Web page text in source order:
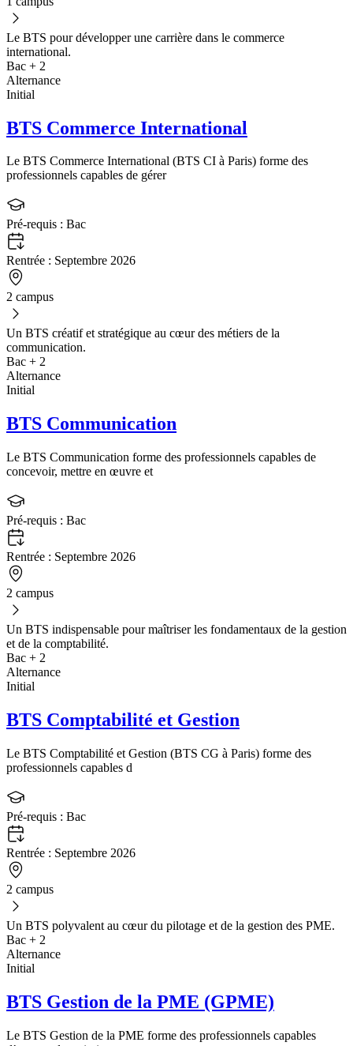
Le BTS pour développer une carrière dans le commerce
international.
Bac + 2
Alternance
Initial
BTS Commerce International
Le BTS Commerce International (BTS CI à Paris) forme des
professionnels capables de gérer
Pré-requis : Bac
Rentrée : Septembre 2026
2 campus
Un BTS créatif et stratégique au cœur des métiers de la
communication.
Bac + 2
Alternance
Initial
BTS Communication
Le BTS Communication forme des professionnels capables de
concevoir, mettre en œuvre et
Pré-requis : Bac
Rentrée : Septembre 2026
2 campus
Un BTS indispensable pour maîtriser les fondamentaux de la gestion
et de la comptabilité.
Bac + 2
Alternance
Initial
BTS Comptabilité et Gestion
Le BTS Comptabilité et Gestion (BTS CG à Paris) forme des
professionnels capables d
Pré-requis : Bac
Rentrée : Septembre 2026
2 campus
Un BTS polyvalent au cœur du pilotage et de la gestion des PME.
Bac + 2
Alternance
Initial
BTS Gestion de la PME (GPME)
Le BTS Gestion de la PME forme des professionnels capables